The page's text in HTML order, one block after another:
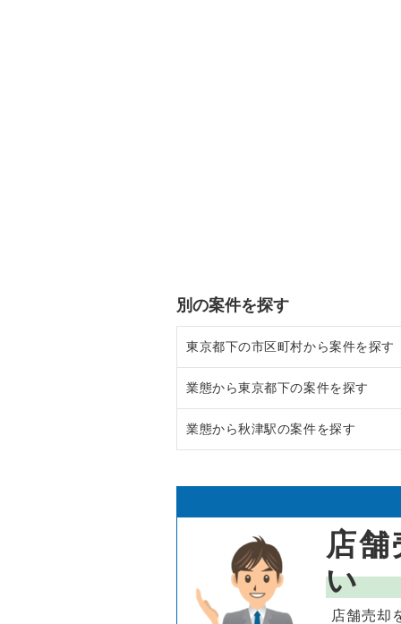
別の案件を探す
東京都下の市区町村から案件を探す
調布市の飲食店の居抜き売却物件
八王子市の飲食店の居抜き売却物
町田市の飲食店の居抜き売却物件
東村山市の飲食店の居抜き売却物
業態から東京都下の案件を探す
東京都下のラーメンの居抜き売却
東京都下の中華の居抜き売却物件
東京都下のそば・うどんの居抜き
業態から秋津駅の案件を探す
秋津駅の和食の居抜き売却物件の
店舗
い
店舗売却